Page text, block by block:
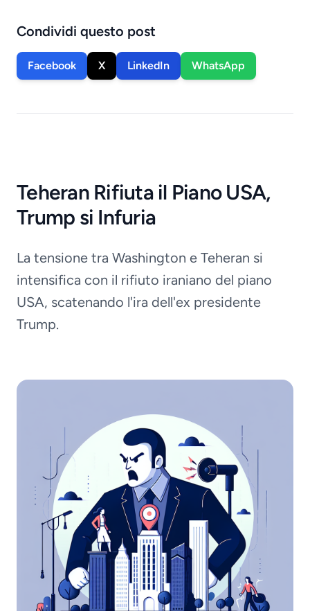
Condividi questo post
Facebook X LinkedIn WhatsApp
Teheran Rifiuta il Piano USA,
Trump si Infuria
La tensione tra Washington e Teheran si
intensifica con il rifiuto iraniano del piano
USA, scatenando l'ira dell'ex presidente
Trump.